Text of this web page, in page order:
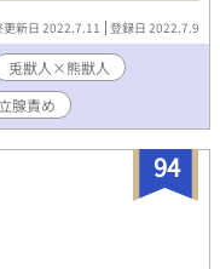
とかではなく、兎頭の
ョ獣人受けです。 ふん
ー（心の同志）に捧げ
開しております。
更新日 2022.7.11 登録日 2022.7.9
兎獣人×熊獣人
腺責め
94